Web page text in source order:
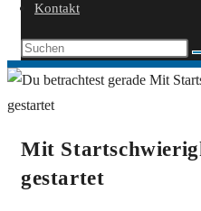
Kontakt
Mit
gestartet